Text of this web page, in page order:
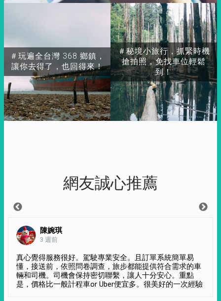
＃玩遍全台灣 368 鄉鎮，
讓你去得了，也回得來！
＃秘境小旅行，抓緊時機
搶拍照，免找車位輕鬆
到！
網友誠心推薦
陳婉琪
3 週前
真心覺得服務很好。駕駛專業安全。且訂單系統簡單易
懂，接送前，依照問卷調查，旅步都能提供符合需求的車
輛和司機。司機會保持密切聯繫，讓人十分安心。重點
是，價格比一般計程車or Uber便宜多。很美好的一次經驗